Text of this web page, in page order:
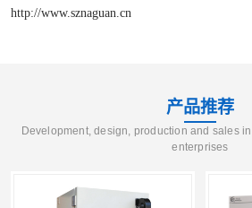
http://www.sznaguan.cn
产品推荐
Development, design, production and sales
enterprises